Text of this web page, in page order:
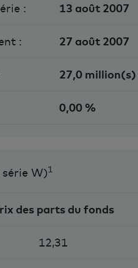
: 13 août 2007
: 27 août 2007
27,0
0,00 %
W)1
des parts du fonds
12,31